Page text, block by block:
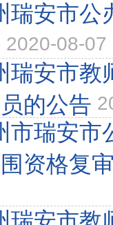
瑞安市公
2020-08-07
瑞安市教
的公告
市瑞安市
资格复